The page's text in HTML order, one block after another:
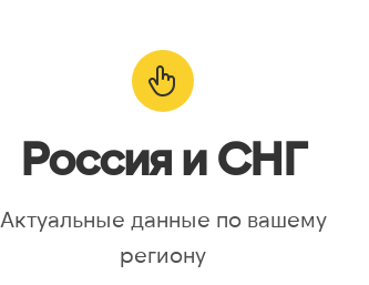
Россия и СНГ
Актуальные данные по вашему
региону